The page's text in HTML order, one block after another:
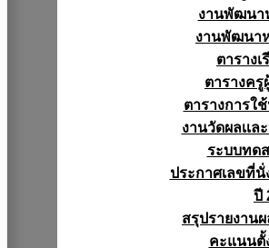
งานพัฒนา
งานพัฒนา
ตารางเ
ตารางครู
ตารางการใ
งานวัดผลเเล
ระบบทด
ประกาศเลขที่นั่
ปี
สรุปรายงาน
คะแนนตั้